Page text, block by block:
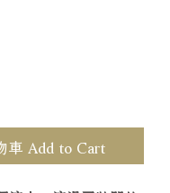
車 Add to Cart